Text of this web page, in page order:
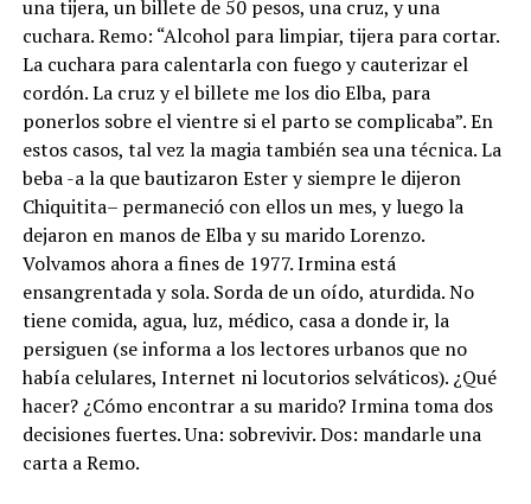
una tijera, un billete de 50 pesos, una cruz, y una
cuchara. Remo: “Alcohol para limpiar, tijera para cortar.
La cuchara para calentarla con fuego y cauterizar el
cordón. La cruz y el billete me los dio Elba, para
ponerlos sobre el vientre si el parto se complicaba”. En
estos casos, tal vez la magia también sea una técnica. La
beba -a la que bautizaron Ester y siempre le dijeron
Chiquitita– permaneció con ellos un mes, y luego la
dejaron en manos de Elba y su marido Lorenzo.
Volvamos ahora a fines de 1977. Irmina está
ensangrentada y sola. Sorda de un oído, aturdida. No
tiene comida, agua, luz, médico, casa a donde ir, la
persiguen (se informa a los lectores urbanos que no
había celulares, Internet ni locutorios selváticos). ¿Qué
hacer? ¿Cómo encontrar a su marido? Irmina toma dos
decisiones fuertes. Una: sobrevivir. Dos: mandarle una
carta a Remo.